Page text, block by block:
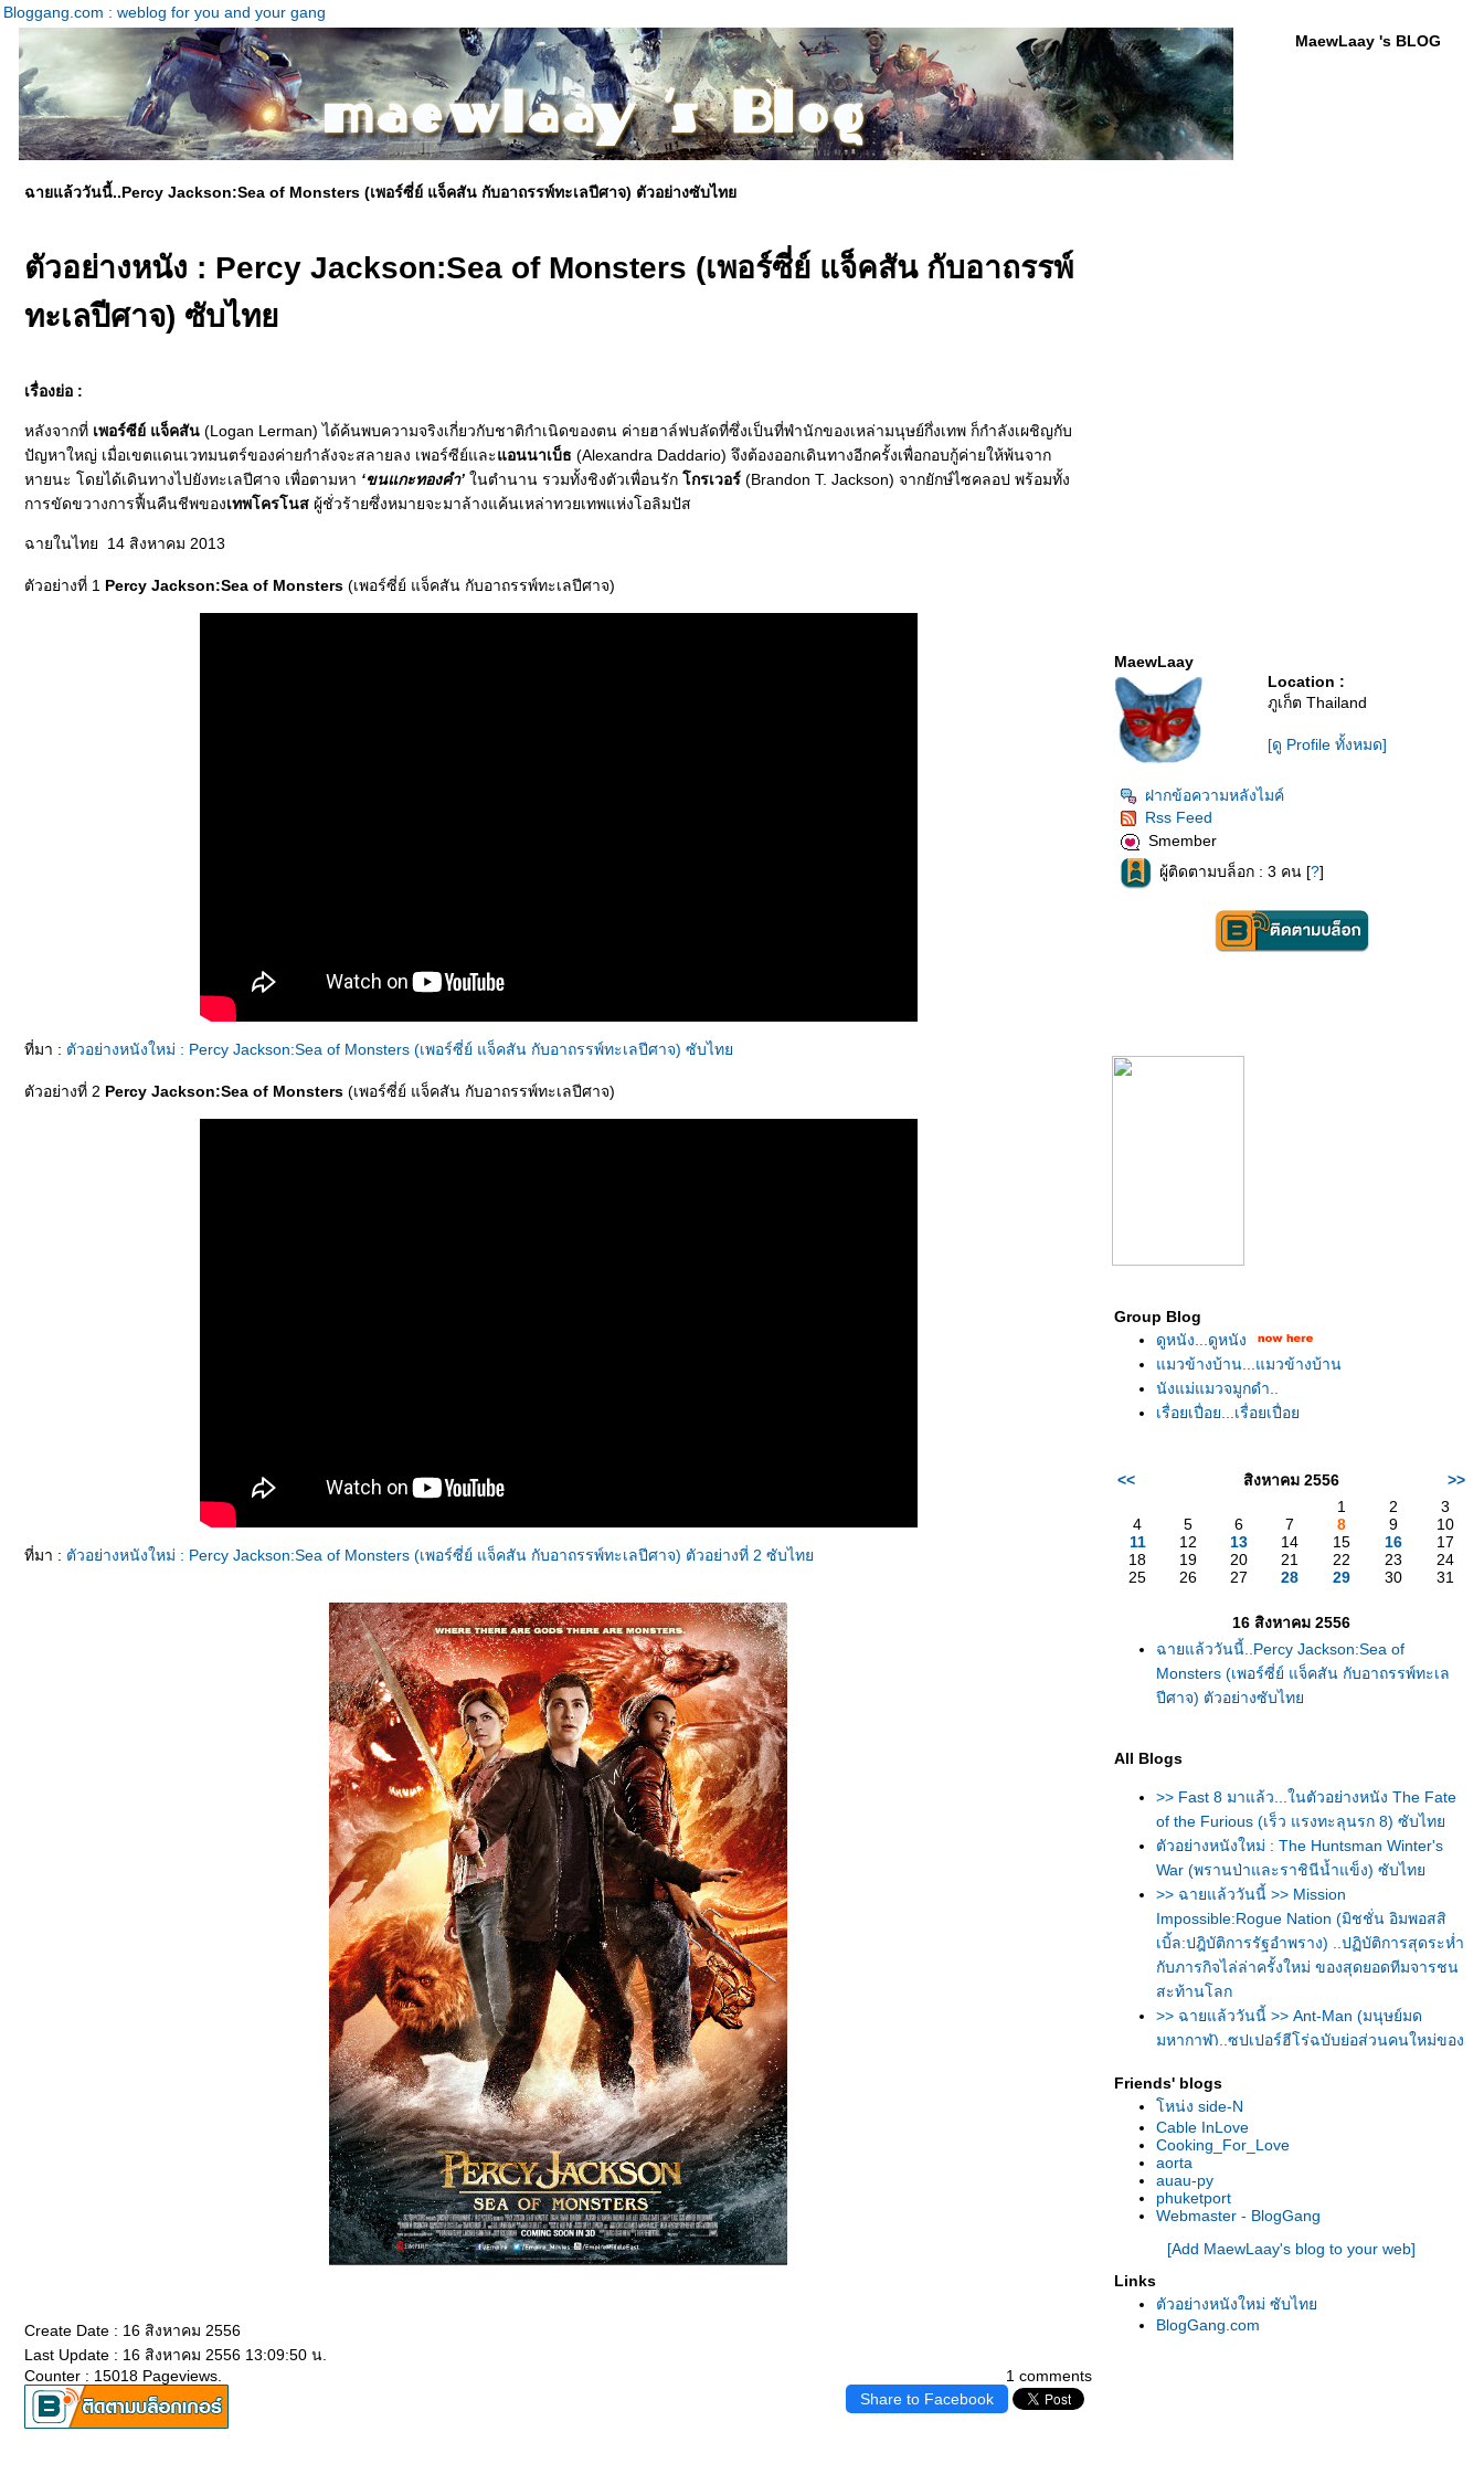
Bloggang.com : weblog for you and your gang
MaewLaay 's BLOG
ฉายแล้ววันนี้..Percy Jackson:Sea of Monsters (เพอร์ซี่ย์ แจ็คสัน กับอาถรรพ์ทะเลปีศาจ) ตัวอย่างซับไท
ตัวอย่างหนัง : Percy Jackson:Sea of Monsters (เพอร์ซี่ย์ แจ็คสัน กับอาถรรพ์
ทะเลปีศาจ) ซับไท
เรื่องย่อ :
หลังจากที่ เพอร์ซีย์ แจ็คสัน (Logan Lerman) ได้ค้นพบความจริงเกี่ยวกับชาติกำเนิดของตน ค่ายฮาล์ฟบลัดที่ซึ่งเป็นที่พำนักของเหล่ามนุษย์กึ่งเทพ ก็กำลังเผชิญกับ
ปัญหาใหญ่ เมื่อเขตแดนเวทมนตร์ของค่ายกำลังจะสลายลง เพอร์ซีย์และอนนาเบ็ธ (Alexandra Daddario) จึงต้องออกเดินทางอีกครั้งเพื่อกอบกู้ค่ายให้พ้นจาก
หายนะ โดยได้เดินทางไปยังทะเลปีศาจ เพื่อตามหา ‘ขนแกะทองคำ’ นตำนาน รวมทั้งชิงตัวเพื่อนรัก กรเวอร์ (Brandon T. Jackson) จากยักษ์ไซคลอป พร้อมทั้ง
การขัดขวางการฟื้นคืนชีพของเทพโครโนส ผู้ชั่วร้ายซึ่งหมายจะมาล้างแค้นเหล่าทวยเทพแห่งโอลิมปัส
ฉายในไทย 14 สิงหาคม 2013
ตัวอย่างที่ 1 Percy Jackson:Sea of Monsters (เพอร์ซี่ย์ แจ็คสัน กับอาถรรพ์ทะเลปีศาจ)
ที่มา : ตัวอย่างหนังใหม่ : Percy Jackson:Sea of Monsters (เพอร์ซี่ย์ แจ็คสัน กับอาถรรพ์ทะเลปีศาจ) ซับไท
ตัวอย่างที่ 2 Percy Jackson:Sea of Monsters (เพอร์ซี่ย์ แจ็คสัน กับอาถรรพ์ทะเลปีศาจ)
ที่มา : ตัวอย่างหนังใหม่ : Percy Jackson:Sea of Monsters (เพอร์ซี่ย์ แจ็คสัน กับอาถรรพ์ทะเลปีศาจ) ตัวอย่างที่ 2 ซับไท
Create Date : 16 สิงหาคม 2556
Last Update : 16 สิงหาคม 2556 13:09:50 น.
1 comments
Counter : 15018 Pageviews.
Share to Facebook
MaewLaay
Location :
ภูเก็ต Thailand
[ดู Profile ทั้งหมด]
ฝากข้อความหลังไมค์
Rss Feed
Smember
ผู้ติดตามบล็อก : 3 คน [?]
Group Blog
ดูหนัง...ดูหนัง
มวข้างบ้าน...แมวข้างบ้าน
นังแม่แมวจมูกดำ..
เรื่อยเปื่อย...เรื่อยเปื่อ
<< สิงหาคม 2556
>>
1
2
3
4
5 6 7 8 9
10
11
12 13 14 15 16
17
18
19 20 21 22 23
24
25
26 27 28 29 30 31
16 สิงหาคม 2556
ฉายแล้ววันนี้..Percy Jackson:Sea of
Monsters (เพอร์ซี่ย์ แจ็คสัน กับอาถรรพ์ทะเล
ปีศาจ) ตัวอย่างซับไท
All Blogs
>> Fast 8 มาแล้ว...ในตัวอย่างหนัง The Fate
of the Furious (เร็ว แรงทะลุนรก 8) ซับไท
ตัวอย่างหนังใหม่ : The Huntsman Winter's
War (พรานป่าและราชินีน้ำแข็ง) ซับไท
>> ฉายแล้ววันนี้ >> Mission
Impossible:Rogue Nation (มิชชั่น อิมพอสสิ
เบิ้ล:ปฎิบัติการรัฐอำพราง) ..ปฏิบัติการสุดระห่ำ
กับภารกิจไล่ล่าครั้งใหม่ ของสุดยอดทีมจารชน
สะท้านโลก
>> ฉายแล้ววันนี้ >> Ant-Man (มนุษย์มด
มหากาฬ)..ซุปเปอร์ฮีโร่ฉบับย่อส่วนคนใหม่ของ
>> ชมตัวอย่างที่ 2ของหนัง Batman v
Superman: Dawn of Justice (แบทแมน ปะทะ
ซูเปอร์แมน : แสงอรุณแห่งยุติธรรม) (ซับไทย)
>> ฉายแล้ววันนี้ >>Terminator: Genisys (ฅน
เหล็ก: มหาวิบัติจักรกลยึดโลก)..สงครามระหว่าง
มนุษย์และเครื่องจักรสังหาร แอ็คชั่นกระหน่ำ
อ็คชั่นจัดเต็มกับนักส่งมือพระกาฬของคน
Refueled (คนระห่ำคว่ำนรก) ซับไท
>> ฉายแล้ววันนี้ >> Maggie (ซอมบี้ลูกคน
Friends' blogs
หน่ง side-N
Cable InLove
Cooking_For_Love
aorta
auau-py
phuketport
Webmaster - BlogGang
[Add MaewLaay's blog to your web]
Links
ตัวอย่างหนังใหม่ ซับไท
BlogGang.com